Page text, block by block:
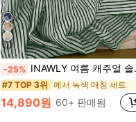
11
-25% INAWLY 여름 캐주얼 솔리드 컬러 반팔 티셔츠 및 스트라이프 팬츠 세트
#7 TOP 3위 에서 녹색 매칭 세트
14,890원 60+ 판매됨